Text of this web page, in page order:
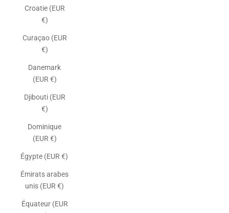
Croatie (EUR
€)
Curaçao (EUR
€)
Danemark
(EUR €)
Djibouti (EUR
€)
Dominique
(EUR €)
Égypte (EUR €)
Émirats arabes
unis (EUR €)
Équateur (EUR